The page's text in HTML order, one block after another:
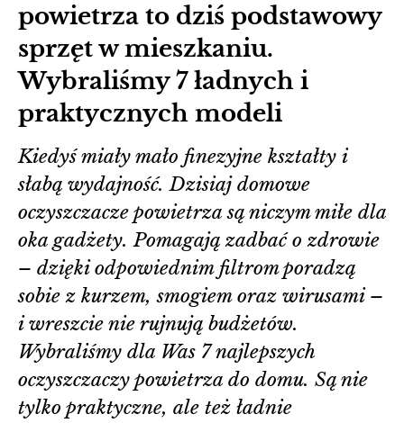
powietrza to dziś podstawowy
sprzęt w mieszkaniu.
Wybraliśmy 7 ładnych i
praktycznych modeli
Kiedyś miały mało finezyjne kształty i
słabą wydajność. Dzisiaj domowe
oczyszczacze powietrza są niczym miłe dla
oka gadżety. Pomagają zadbać o zdrowie
– dzięki odpowiednim filtrom poradzą
sobie z kurzem, smogiem oraz wirusami –
i wreszcie nie rujnują budżetów.
Wybraliśmy dla Was 7 najlepszych
oczyszczaczy powietrza do domu. Są nie
tylko praktyczne, ale też ładnie